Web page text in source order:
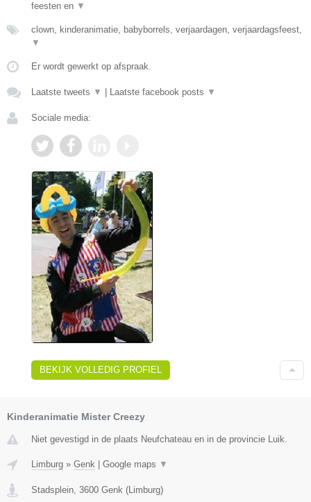
feesten en ▼
clown, kinderanimatie, babyborrels, verjaardagen, verjaardagsfeest,
▼
Er wordt gewerkt op afspraak.
Laatste tweets ▼ Laatste facebook posts ▼
Sociale media:
BEKIJK VOLLEDIG PROFIEL
Kinderanimatie Mister Creezy
Niet gevestigd in de plaats Neufchateau en in de provincie Luik.
Limburg » Genk Google maps ▼
Stadsplein, 3600 Genk (Limburg)